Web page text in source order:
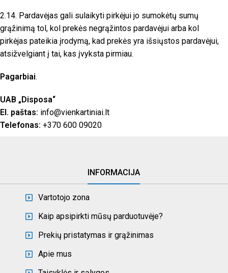
2.14. Pardavėjas gali sulaikyti pirkėjui jo sumokėtų sumų
grąžinimą tol, kol prekės negrąžintos pardavėjui arba kol
pirkėjas pateikia įrodymą, kad prekės yra išsiųstos pardavėjui,
atsižvelgiant į tai, kas įvyksta pirmiau.
Pagarbiai.
UAB „Disposa“
El. paštas: info@vienkartiniai.lt
Telefonas: +370 600 09020
INFORMACIJA
Vartotojo zona
Kaip apsipirkti mūsų parduotuvėje?
Prekių pristatymas ir grąžinimas
Apie mus